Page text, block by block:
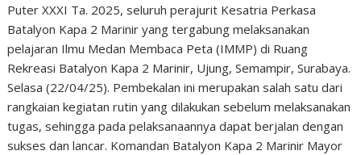
Puter XXXI Ta. 2025, seluruh perajurit Kesatria Perkasa
Batalyon Kapa 2 Marinir yang tergabung melaksanakan
pelajaran Ilmu Medan Membaca Peta (IMMP) di Ruang
Rekreasi Batalyon Kapa 2 Marinir, Ujung, Semampir, Surabaya.
Selasa (22/04/25). Pembekalan ini merupakan salah satu dari
rangkaian kegiatan rutin yang dilakukan sebelum melaksanakan
tugas, sehingga pada pelaksanaannya dapat berjalan dengan
sukses dan lancar. Komandan Batalyon Kapa 2 Marinir Mayor